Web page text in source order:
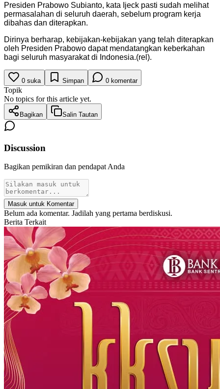
Presiden Prabowo Subianto, kata Ijeck pasti sudah melihat
permasalahan di seluruh daerah, sebelum program kerja
dibahas dan diterapkan.
Dirinya berharap, kebijakan-kebijakan yang telah diterapkan
oleh Presiden Prabowo dapat mendatangkan keberkahan
bagi seluruh masyarakat di Indonesia.(rel).
0 suka Simpan 0 komentar
Topik
No topics for this article yet.
Bagikan Salin Tautan
Discussion
Bagikan pemikiran dan pendapat Anda
Masuk untuk Komentar
Belum ada komentar. Jadilah yang pertama berdiskusi.
Berita Terkait